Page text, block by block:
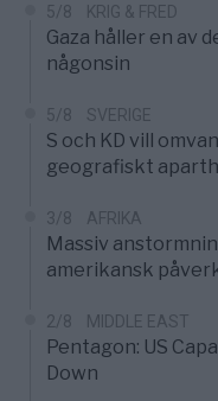
5/8 KRIG & FRED
Gaza håller en av
någonsin
5/8 SVERIGE
S och KD vill
geografiskt
3/8 AFRIKA
Massiv
amerikansk
2/8 MIDDLE EAST
Pentagon: US
Down